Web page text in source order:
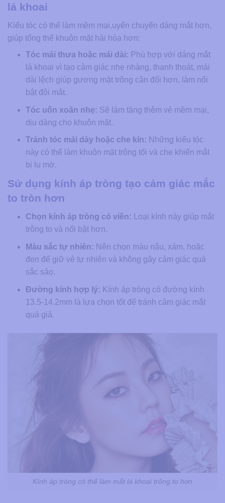
lá khoai
Kiểu tóc có thể làm mềm mại,uyển chuyển dáng mắt hơn,
giúp tổng thể khuôn mặt hài hòa hơn:
Tóc mái thưa hoặc mái dài: Phù hợp với dáng mắt
lá khoai vì tạo cảm giác nhẹ nhàng, thanh thoát, mái
dài lệch giúp gương mặt trông cân đối hơn, làm nổi
bật đôi mắt.
Tóc uốn xoăn nhẹ: Sẽ làm tăng thêm vẻ mềm mại,
dịu dàng cho khuôn mặt.
Tránh tóc mái dày hoặc che kín: Những kiểu tóc
này có thể làm khuôn mặt trông tối và che khiến mắt
bị lu mờ.
Sử dụng kính áp tròng tạo cảm giác mắc
to tròn hơn
Chọn kính áp tròng có viền: Loại kính này giúp mắt
trông to và nổi bật hơn.
Màu sắc tự nhiên: Nên chọn màu nâu, xám, hoặc
đen để giữ vẻ tự nhiên và không gây cảm giác quá
sắc sảo.
Đường kính hợp lý: Kính áp tròng có đường kính
13.5-14.2mm là lựa chọn tốt để tránh cảm giác mắt
quá giả.
Kính áp tròng có thể làm mắt lá khoai trông to hơn